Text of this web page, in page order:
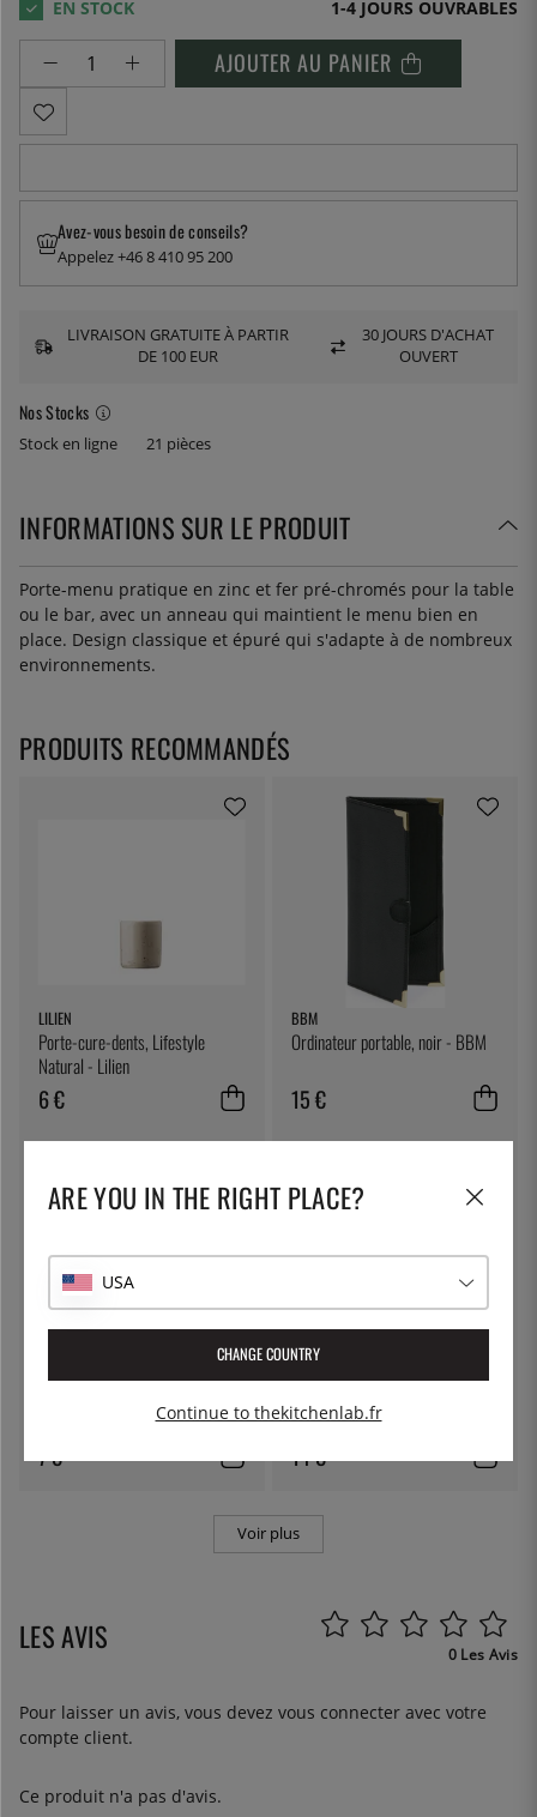
1-4 JOURS OUVRABLES
AJOUTER AU PANIER
Nos Stocks
Stock en ligne 21 pièces
Avez-vous besoin de conseils?
Appelez +46 8 410 95 200
LIVRAISON GRATUITE À PARTIR
DE 100 EUR
30 JOURS D'ACHAT
OUVERT
INFORMATIONS SUR LE PRODUIT
Porte-menu pratique en zinc et fer pré-chromés pour la table
ou le bar, avec un anneau qui maintient le menu bien en
place. Design classique et épuré qui s'adapte à de nombreux
environnements.
LILIEN
Porte-cure-dents, Lifestyle
Natural - Lilien
6 €
BBM
Ordinateur portable, noir - BBM
15 €
ÖSTLIN
Cuillère gastro / cuillère de
7 €
100% CHEF
Paille - Paille Inox - 100% Chef -
Courbée
14 €
Voir plus
PRODUITS RECOMMANDÉS
LES AVIS 0 Les Avis
Pour laisser un avis, vous devez vous connecter avec votre
compte client.
Ce produit n'a pas d'avis.
ARE YOU IN THE RIGHT PLACE?
USA
CHANGE COUNTRY
Continue to thekitchenlab.fr